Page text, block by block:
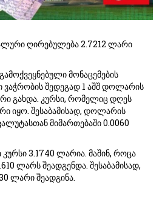
ღირებულება 2.7212 ლარი
მონაცემების
შედეგად 1 აშშ დოლარის
გახდა. კურსი, რომელიც დღეს
იყო. შესაბამისად, დოლარის
მიმართებაში 0.0060
კურსი 3.1740 ლარია. მაშინ, როცა
ლარს შეადგენდა. შესაბამისად,
ლარი შეადგინა.